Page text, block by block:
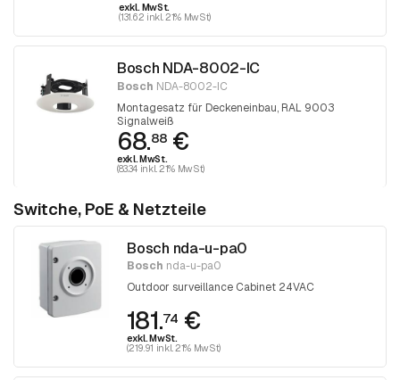
exkl. MwSt.
(131.62 inkl. 21% MwSt)
Bosch NDA-8002-IC
Bosch NDA-8002-IC
Montagesatz für Deckeneinbau, RAL 9003
Signalweiß
68.88 €
exkl. MwSt.
(83.34 inkl. 21% MwSt)
Switche, PoE & Netzteile
Bosch nda-u-pa0
Bosch nda-u-pa0
Outdoor surveillance Cabinet 24VAC
181.74 €
exkl. MwSt.
(219.91 inkl. 21% MwSt)